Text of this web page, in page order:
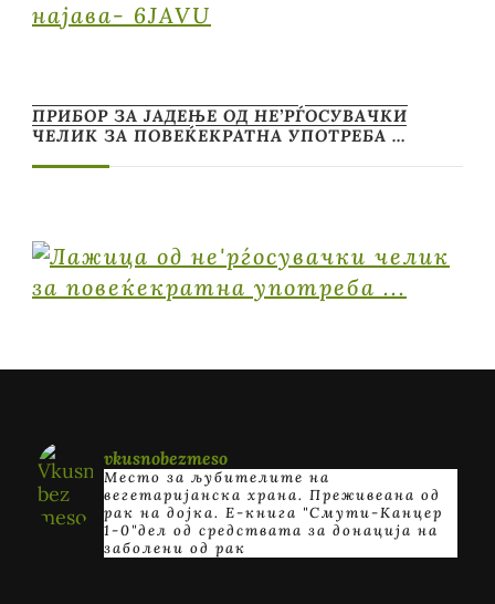
најава- 6JAVU
ПРИБОР ЗА ЈАДЕЊЕ ОД НЕ’РЃОСУВАЧКИ
ЧЕЛИК ЗА ПОВЕЌЕКРАТНА УПОТРЕБА …
vkusnobezmeso
Место за љубителите на
вегетаријанска храна. Преживеана од
рак на дојка. E-книга "Смути-Канцер
1-0"дел од средствата за донација на
заболени од рак